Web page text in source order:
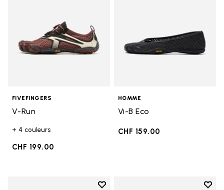
FIVEFINGERS
V-Run
+ 4 couleurs
CHF 199.00
HOMME
Vi-B Eco
CHF 159.00
Add to wishlist
Add